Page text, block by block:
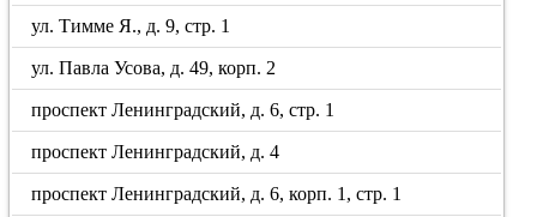
ул. Тимме Я., д. 9, стр. 1
ул. Павла Усова, д. 49, корп. 2
проспект Ленинградский, д. 6, стр. 1
проспект Ленинградский, д. 4
проспект Ленинградский, д. 6, корп. 1, стр. 1